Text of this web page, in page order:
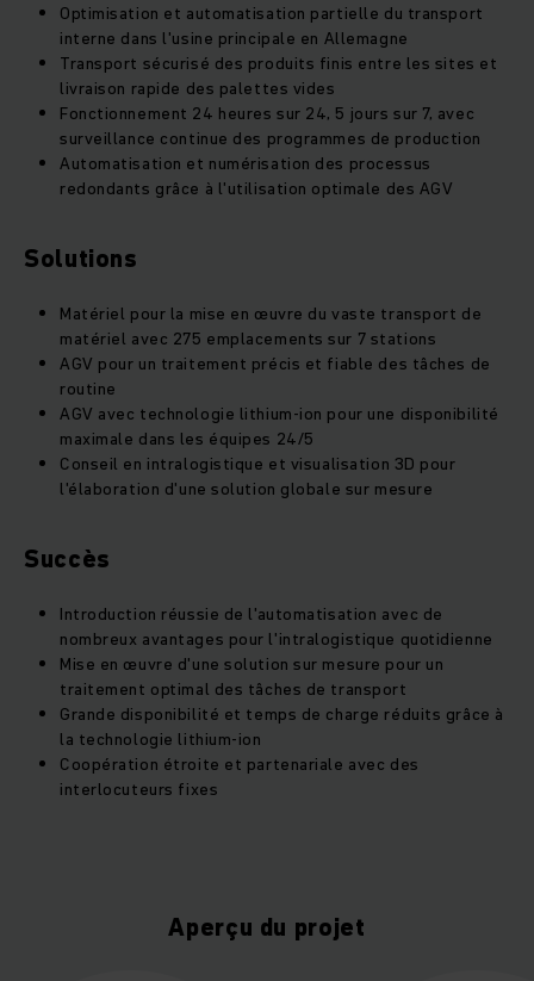
Optimisation et automatisation partielle du transport
interne dans l'usine principale en Allemagne
Transport sécurisé des produits finis entre les sites et
livraison rapide des palettes vides
Fonctionnement 24 heures sur 24, 5 jours sur 7, avec
surveillance continue des programmes de production
Automatisation et numérisation des processus
redondants grâce à l'utilisation optimale des AGV
Solutions
Matériel pour la mise en œuvre du vaste transport de
matériel avec 275 emplacements sur 7 stations
AGV pour un traitement précis et fiable des tâches de
routine
AGV avec technologie lithium-ion pour une disponibilité
maximale dans les équipes 24/5
Conseil en intralogistique et visualisation 3D pour
l'élaboration d'une solution globale sur mesure
Succès
Introduction réussie de l'automatisation avec de
nombreux avantages pour l'intralogistique quotidienne
Mise en œuvre d'une solution sur mesure pour un
traitement optimal des tâches de transport
Grande disponibilité et temps de charge réduits grâce à
la technologie lithium-ion
Coopération étroite et partenariale avec des
interlocuteurs fixes
Aperçu du projet